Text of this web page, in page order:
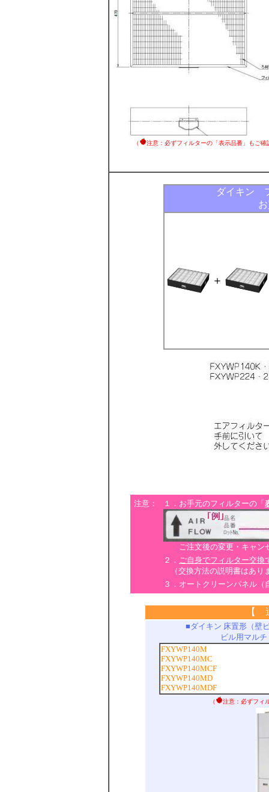
（ 注意：必ずフィルターの「表示品番」もご確
ダイキン
＋
注意： １．お手元のフィルターの「
ご注文後の変更・キャン
２． ご自身でフィルター交換
（交換方法の説明書はあり
３．オートクリーンパネル
【
■ダイキン 床置形（壁
ビル用マル
FXYWP140M
FXYWP140MC
FXYWP140MCF
FXYWP140MD
FXYWP140MDF
（ 注意：必ずフィ